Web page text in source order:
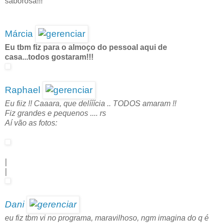
Márcia
Eu tbm fiz para o almoço do pessoal aqui de
casa...todos gostaram!!!
Raphael
Eu fiiz !! Caaara, que delííícia .. TODOS amaram !!
Fiz grandes e pequenos .... rs
Aí vão as fotos:
Dani
eu fiz tbm vi no programa, maravilhoso, ngm imagina do q é